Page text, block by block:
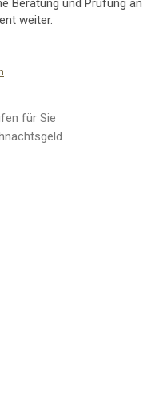
Beratung und Prüfung an
weiter.
für Sie